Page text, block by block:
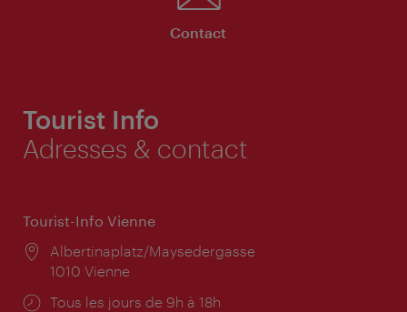
Contact
Tourist Info
Adresses & contact
Tourist-Info Vienne
Lieu:
Albertinaplatz/Maysedergasse
1010 Vienne
Horaires
Tous les jours de 9h à 18h